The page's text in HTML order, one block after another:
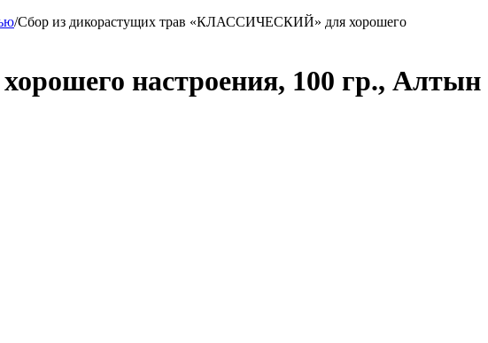
/Сбор из дикорастущих трав «КЛАССИЧЕСКИЙ» для хорошего
настроения, 100 гр., Алтын